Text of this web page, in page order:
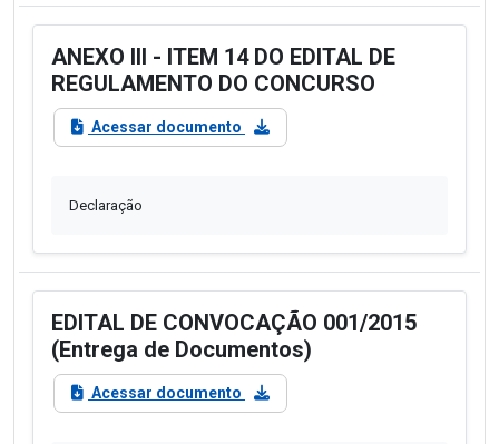
ANEXO III - ITEM 14 DO EDITAL DE
REGULAMENTO DO CONCURSO
Acessar documento
Declaração
EDITAL DE CONVOCAÇÃO 001/2015
(Entrega de Documentos)
Acessar documento